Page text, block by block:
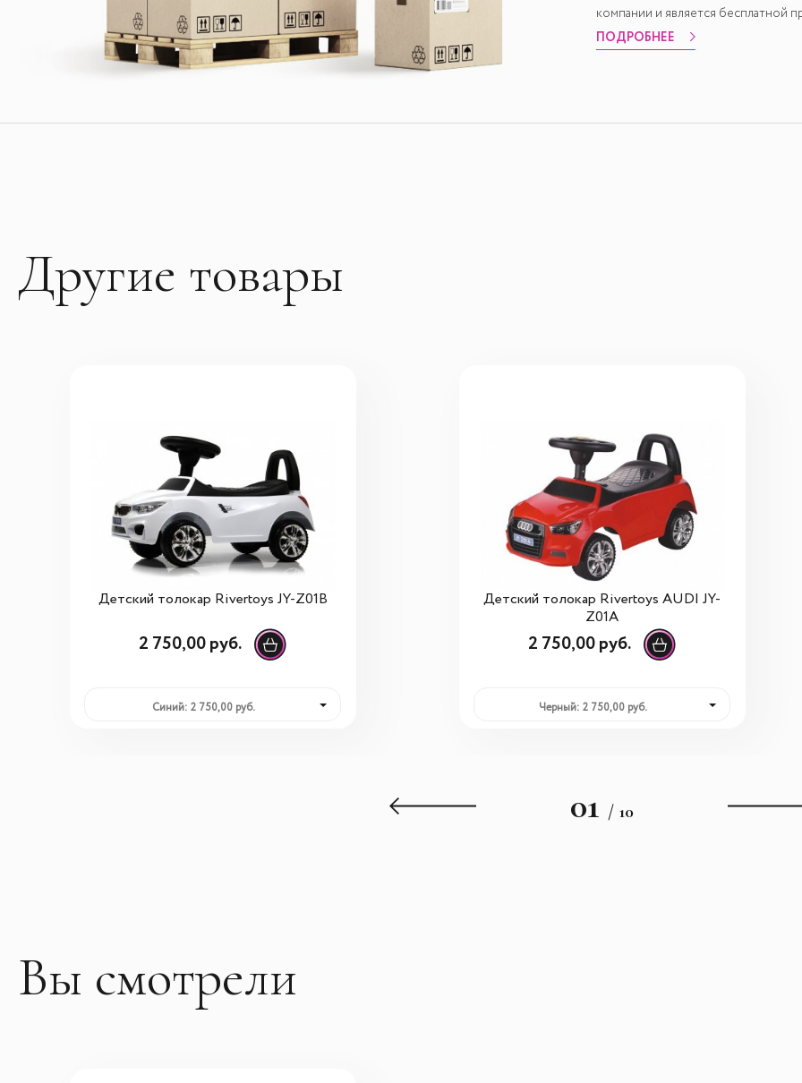
компании и является бесплатной
ПОДРОБНЕЕ
Другие товары
Детский толокар Rivertoys JY-Z01B
2 750,00 руб.
Синий: 2 750,00 руб.
Детский толокар Rivertoys AUDI JY-
Z01A
2 750,00 руб.
Черный: 2 750,00 руб.
01 / 10
Вы смотрели